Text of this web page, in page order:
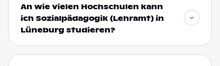
An wie vielen Hochschulen kann
ich Sozialpädagogik (Lehramt) in
Lüneburg studieren?